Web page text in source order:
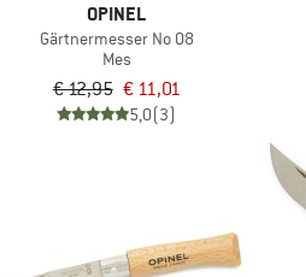
OPINEL
Gärtnermesser No 08
Mes
€ 12,95 € 11,01
5,0(3)